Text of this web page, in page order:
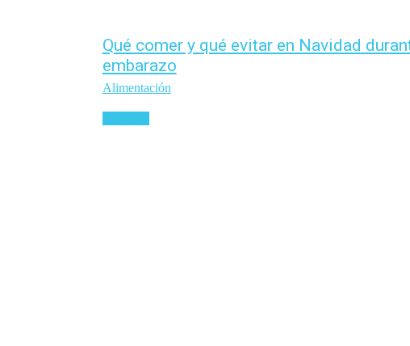
Qué comer y qué evitar en Navidad
embarazo
Alimentación